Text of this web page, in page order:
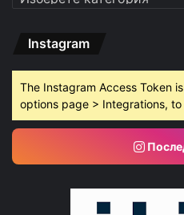
Instagram
The Instagram Access Token
options page > Integrations,